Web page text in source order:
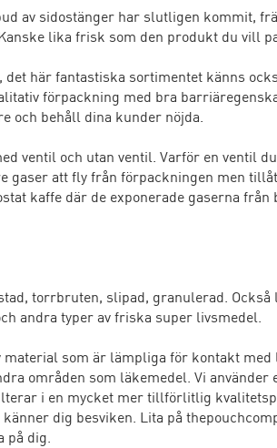
av sidostänger har slutligen kommit,
lika frisk som den produkt du vill
det här fantastiska sortimentet känns
förpackning med bra
och behåll dina kunder nöjda.
ventil och utan ventil. Varför en ventil
gaser att fly från förpackningen men
kaffe där de exponerade gaserna från
torrbruten, slipad, granulerad.
andra typer av friska super livsmedel.
material som är lämpliga för kontakt med
områden som läkemedel. Vi använder
i en mycket mer tillförlitlig
dig besviken. Lita på
på dig.